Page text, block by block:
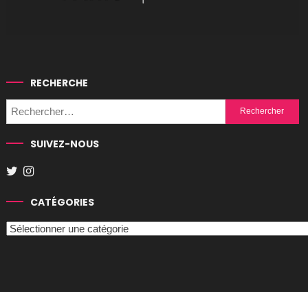
RECHERCHE
Rechercher :
SUIVEZ-NOUS
CATÉGORIES
Catégories